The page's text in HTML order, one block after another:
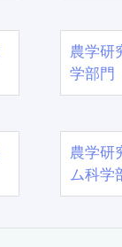
農学
学部門
農学
ム科学